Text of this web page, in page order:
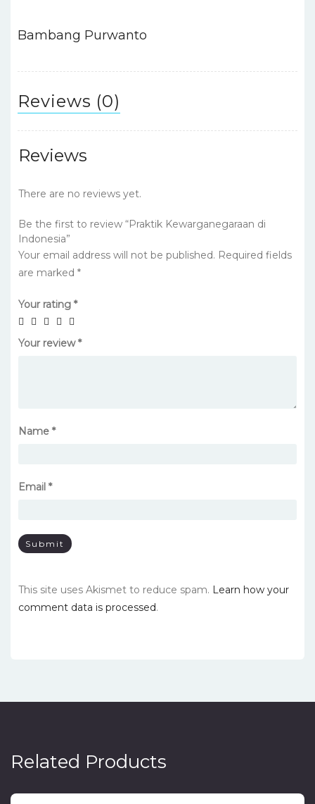
Bambang Purwanto
Reviews (0)
Reviews
There are no reviews yet.
Be the first to review “Praktik Kewarganegaraan di
Indonesia”
Your email address will not be published. Required fields
are marked *
Your rating *
Your review*
Name *
Email *
This site uses Akismet to reduce spam. Learn how your
comment data is processed.
Related Products